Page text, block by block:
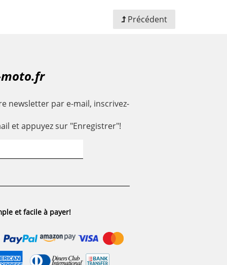
Précédent
newsletter par e-mail, inscrivez-
et appuyez sur "Enregistrer"!
et facile à payer!